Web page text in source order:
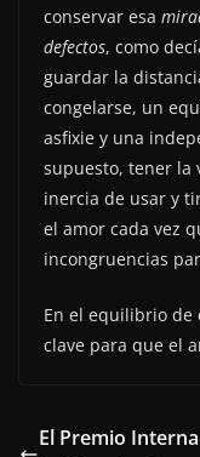
conservar esa
defectos, como
guardar la
congelarse, un
asfixie y una
supuesto, tener la
inercia de usar y
el amor cada vez
incongruencias
En el equilibrio de
clave para que el
El Premio